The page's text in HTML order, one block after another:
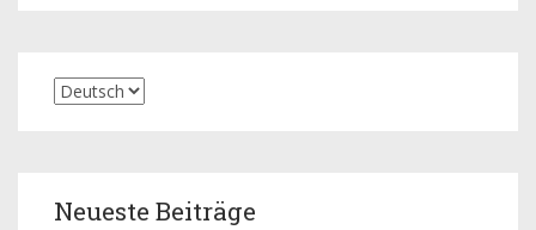
Neueste Beiträge